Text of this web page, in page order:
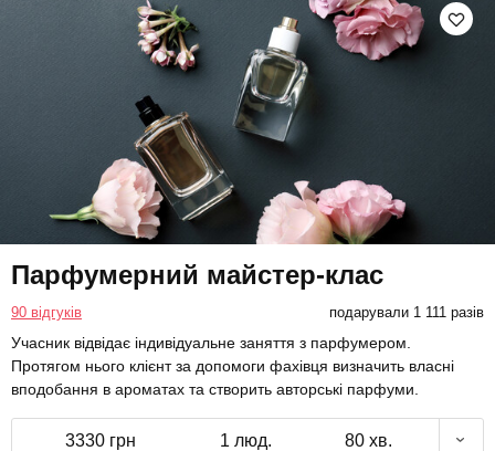
Парфумерний майстер-клас
90 відгуків подарували 1 111 разів
Учасник відвідає індивідуальне заняття з парфумером.
Протягом нього клієнт за допомоги фахівця визначить власні
вподобання в ароматах та створить авторські парфуми.
3330 грн 1 люд. 80 хв.